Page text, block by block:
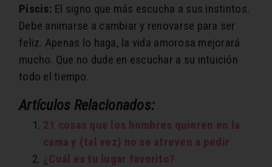
Piscis: El signo que más escucha a sus instintos.
Debe animarse a cambiar y renovarse para ser
feliz. Apenas lo haga, la vida amorosa mejorará
mucho. Que no dude en escuchar a su intuición
todo el tiempo.
Artículos Relacionados:
21 cosas que los hombres quieren en la
cama y (tal vez) no se atreven a pedir
¿Cuál es tu lugar favorito?